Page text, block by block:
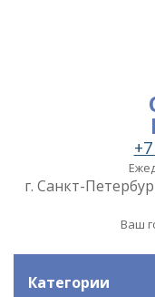
г. Санкт-
Ваш
Категории